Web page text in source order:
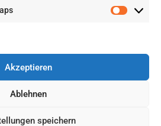
Akzeptieren
Ablehnen
speichern
VERWALTUNG